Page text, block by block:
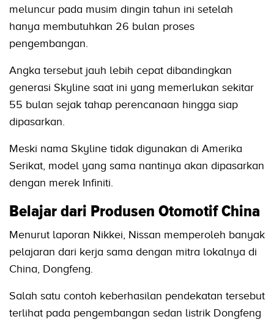
meluncur pada musim dingin tahun ini setelah
hanya membutuhkan 26 bulan proses
pengembangan.
Angka tersebut jauh lebih cepat dibandingkan
generasi Skyline saat ini yang memerlukan sekitar
55 bulan sejak tahap perencanaan hingga siap
dipasarkan.
Meski nama Skyline tidak digunakan di Amerika
Serikat, model yang sama nantinya akan dipasarkan
dengan merek Infiniti.
Belajar dari Produsen Otomotif China
Menurut laporan Nikkei, Nissan memperoleh banyak
pelajaran dari kerja sama dengan mitra lokalnya di
China, Dongfeng.
Salah satu contoh keberhasilan pendekatan tersebut
terlihat pada pengembangan sedan listrik Dongfeng